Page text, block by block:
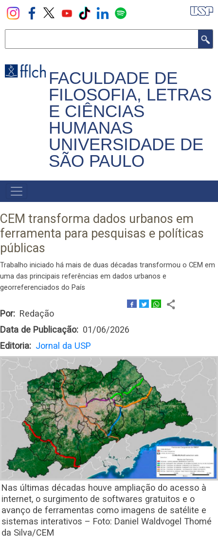
Pular
para
principal
FACULDADE DE
FILOSOFIA, LETRAS
E CIÊNCIAS
HUMANAS
UNIVERSIDADE DE
SÃO PAULO
NAVEGADOR
PRINCIPAL
CEM transforma dados urbanos em
ferramenta para pesquisas e políticas
públicas
Trabalho iniciado há mais de duas décadas transformou o CEM em
uma das principais referências em dados urbanos e
georreferenciados do País
Por
Redação
Data de Publicação
01/06/2026
Editoria
Jornal da USP
Nas últimas décadas houve ampliação do acesso à
internet, o surgimento de softwares gratuitos e o
avanço de ferramentas como imagens de satélite e
sistemas interativos – Foto: Daniel Waldvogel Thomé
da Silva/CEM